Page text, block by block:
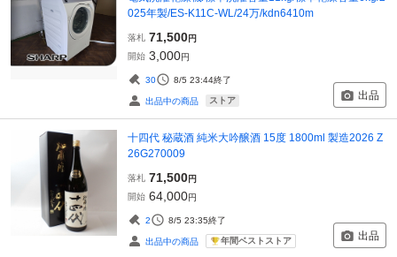
025年製/ES-K11C-WL/24万/kdn6410m
落札 71,500円
開始 3,000円
30 8/5 23:44終了
出品中の商品 ストア 出品
十四代 秘蔵酒 純米大吟醸酒 15度 1800ml 製造2026 Z
26G270009
落札 71,500円
開始 64,000円
2 8/5 23:35終了
出品中の商品 年間ベストストア 出品